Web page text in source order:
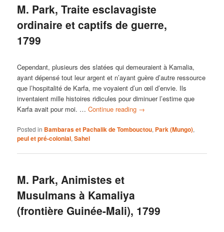
M. Park, Traite esclavagiste
ordinaire et captifs de guerre,
1799
Cependant, plusieurs des slatées qui demeuraient à Kamalia,
ayant dépensé tout leur argent et n’ayant guère d’autre ressource
que l’hospitalité de Karfa, me voyaient d’un œil d’envie. Ils
inventaient mille histoires ridicules pour diminuer l’estime que
Karfa avait pour moi. …Continue reading →
Posted in Bambaras et Pachalik de Tombouctou, Park (Mungo),
peul et pré-colonial,Sahel
M. Park, Animistes et
Musulmans à Kamaliya
(frontière Guinée-Mali), 1799